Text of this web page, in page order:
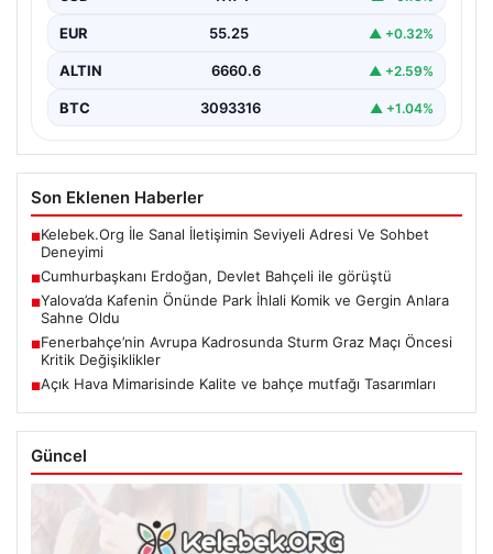
EUR 55.25 ▲ +0.32%
ALTIN 6660.6 ▲ +2.59%
BTC 3093316 ▲ +1.04%
Son Eklenen Haberler
■Kelebek.Org İle Sanal İletişimin Seviyeli Adresi Ve Sohbet
Deneyimi
■Cumhurbaşkanı Erdoğan, Devlet Bahçeli ile görüştü
■Yalova’da Kafenin Önünde Park İhlali Komik ve Gergin Anlara
Sahne Oldu
■Fenerbahçe’nin Avrupa Kadrosunda Sturm Graz Maçı Öncesi
Kritik Değişiklikler
■Açık Hava Mimarisinde Kalite ve bahçe mutfağı Tasarımları
Güncel